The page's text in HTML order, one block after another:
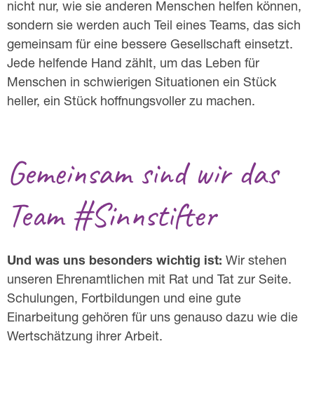
nicht nur, wie sie anderen Menschen helfen können,
sondern sie werden auch Teil eines Teams, das sich
gemeinsam für eine bessere Gesellschaft einsetzt.
Jede helfende Hand zählt, um das Leben für
Menschen in schwierigen Situationen ein Stück
heller, ein Stück hoffnungsvoller zu machen.
Gemeinsam sind wir das
Team #Sinnstifter
Und was uns besonders wichtig ist: Wir stehen
unseren Ehrenamtlichen mit Rat und Tat zur Seite.
Schulungen, Fortbildungen und eine gute
Einarbeitung gehören für uns genauso dazu wie die
Wertschätzung ihrer Arbeit.